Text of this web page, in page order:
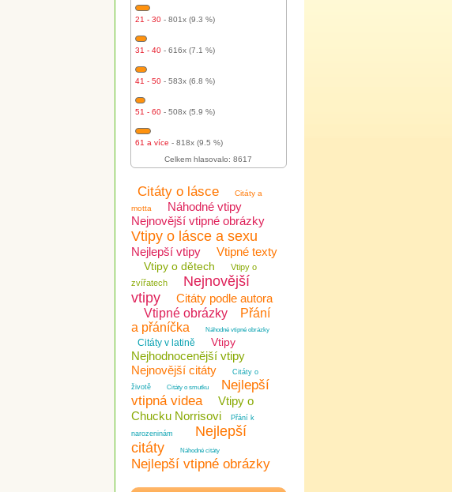
21 - 30 - 801x (9.3 %)
31 - 40 - 616x (7.1 %)
41 - 50 - 583x (6.8 %)
51 - 60 - 508x (5.9 %)
61 a více - 818x (9.5 %)
Celkem hlasovalo: 8617
Citáty o lásce
Citáty a
motta
Náhodné vtipy
Nejnovější vtipné obrázky
Vtipy o lásce a sexu
Nejlepší vtipy Vtipné texty
Vtipy o dětech
Vtipy o
zvířatech
Nejnovější
vtipy
Citáty podle autora
Vtipné obrázky
Přání
a přáníčka
Náhodné vtipné obrázky
Citáty v latině Vtipy
Nejhodnocenější vtipy
Nejnovější citáty
Citáty o
životě
Citáty o smutku
Nejlepší
vtipná videa
Vtipy o
Chucku Norrisovi
Přání k
narozeninám
Nejlepší
citáty
Náhodné citáty
Nejlepší vtipné obrázky